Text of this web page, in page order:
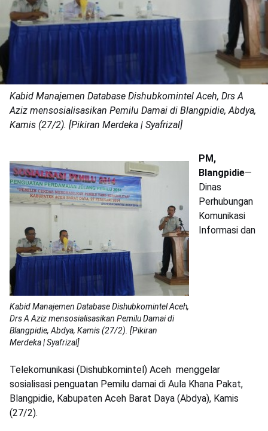
Kabid Manajemen Database Dishubkomintel Aceh, Drs A
Aziz mensosialisasikan Pemilu Damai di Blangpidie, Abdya,
Kamis (27/2). [Pikiran Merdeka | Syafrizal]
Kabid Manajemen Database Dishubkomintel Aceh,
Drs A Aziz mensosialisasikan Pemilu Damai di
Blangpidie, Abdya, Kamis (27/2). [Pikiran
Merdeka | Syafrizal]
PM,
Blangpidie—
Dinas
Perhubungan
Komunikasi
Informasi dan
Telekomunikasi (Dishubkomintel) Aceh menggelar
sosialisasi penguatan Pemilu damai di Aula Khana Pakat,
Blangpidie, Kabupaten Aceh Barat Daya (Abdya), Kamis
(27/2).